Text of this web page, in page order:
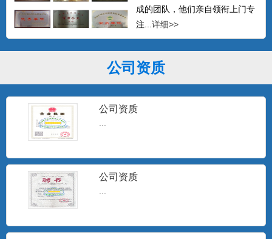
成的团队，他们亲自领衔上门专
注... 详细>>
公司资质
公司资质
公司资质